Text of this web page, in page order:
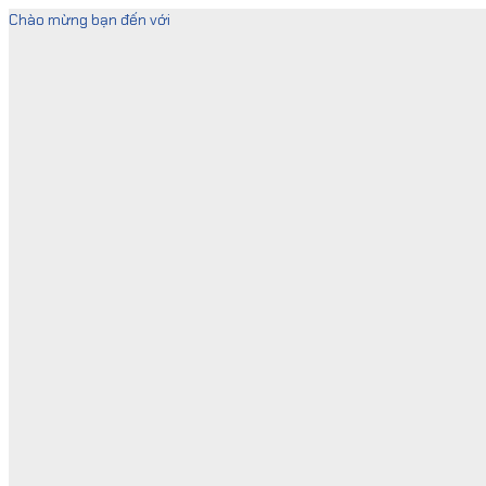
Skip
Chào mừng bạn đến với